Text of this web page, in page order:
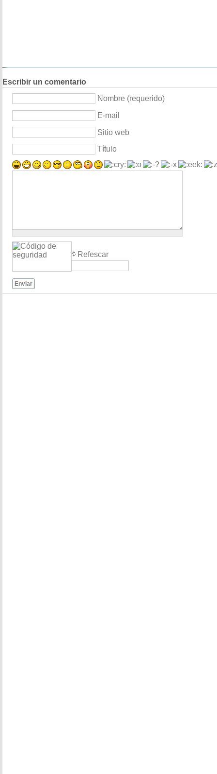
Escribir un comentario
Nombre (requerido)
E-mail
Sitio web
Título
Refescar
Enviar